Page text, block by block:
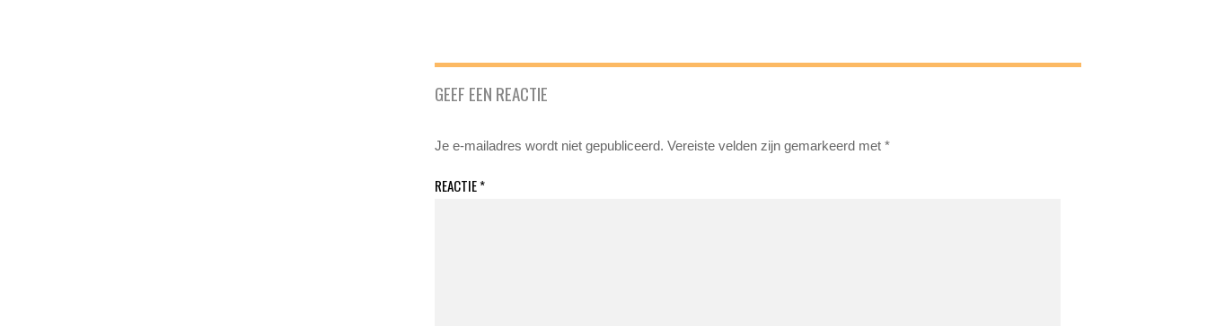
GEEF EEN REACTIE
Je e-mailadres wordt niet gepubliceerd. Vereiste velden zijn gemarkeerd met*
REACTIE*